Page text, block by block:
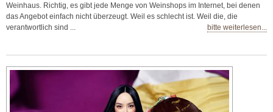
Weinhaus. Richtig, es gibt jede Menge von Weinshops im Internet, bei denen
das Angebot einfach nicht überzeugt. Weil es schlecht ist. Weil die, die
verantwortlich sind ...
bitte weiterlesen...